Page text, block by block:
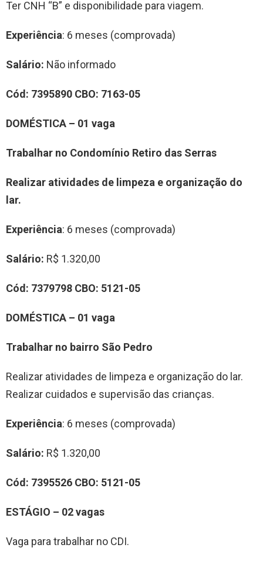
Ter CNH “B” e disponibilidade para viagem.
Experiência: 6 meses (comprovada)
Salário: Não informado
Cód: 7395890 CBO: 7163-05
DOMÉSTICA – 01 vaga
Trabalhar no Condomínio Retiro das Serras
Realizar atividades de limpeza e organização do
lar.
Experiência: 6 meses (comprovada)
Salário: R$ 1.320,00
Cód: 7379798 CBO: 5121-05
DOMÉSTICA – 01 vaga
Trabalhar no bairro São Pedro
Realizar atividades de limpeza e organização do lar.
Realizar cuidados e supervisão das crianças.
Experiência: 6 meses (comprovada)
Salário: R$ 1.320,00
Cód: 7395526 CBO: 5121-05
ESTÁGIO – 02vagas
Vaga para trabalhar no CDI.